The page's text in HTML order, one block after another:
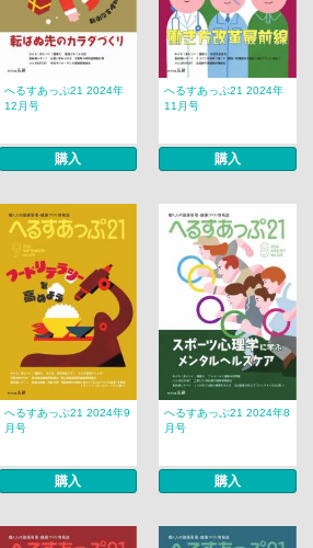
へるすあっぷ21 2024年
12月号
購入
へるすあっぷ21 2024年
11月号
購入
へるすあっぷ21 2024年9
月号
購入
へるすあっぷ21 2024年8
月号
購入